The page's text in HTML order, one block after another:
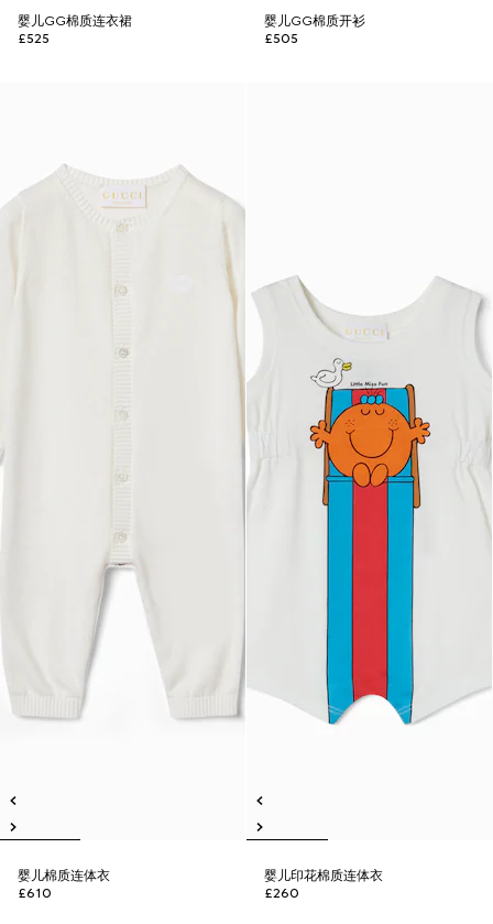
婴儿GG棉质连衣裙
£525
婴儿GG棉质开衫
£505
婴儿棉质连体衣
£610
婴儿印花棉质连体衣
£260